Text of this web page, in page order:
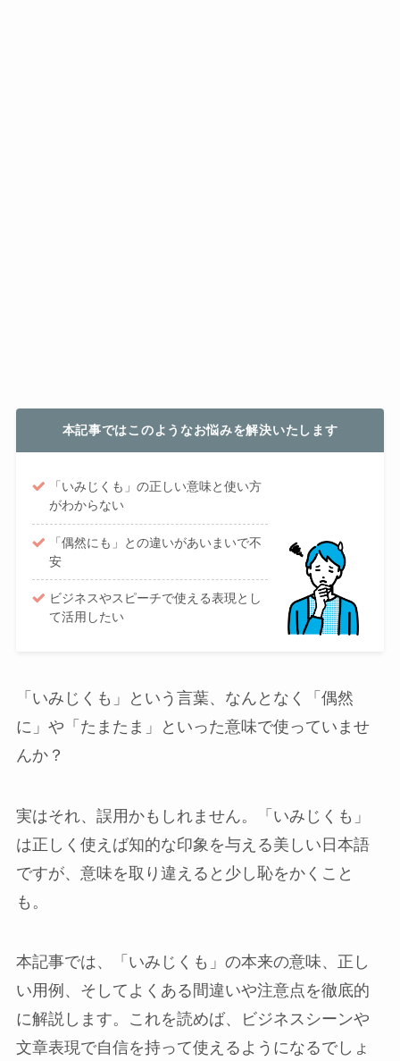
本記事ではこのようなお悩みを解決いたします
「いみじくも」の正しい意味と使い方
がわからない
「偶然にも」との違いがあいまいで不
安
ビジネスやスピーチで使える表現とし
て活用したい
「いみじくも」という言葉、なんとなく「偶然
に」や「たまたま」といった意味で使っていませ
んか？
実はそれ、誤用かもしれません。「いみじくも」
は正しく使えば知的な印象を与える美しい日本語
ですが、意味を取り違えると少し恥をかくこと
も。
本記事では、「いみじくも」の本来の意味、正し
い用例、そしてよくある間違いや注意点を徹底的
に解説します。これを読めば、ビジネスシーンや
文章表現で自信を持って使えるようになるでしょ